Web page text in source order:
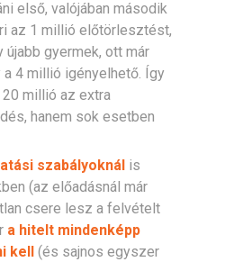
első, valójában második
az 1 millió előtörlesztést,
újabb gyermek, ott már
a 4 millió igényelhető. Így
millió az extra
hanem sok esetben
szabályoknál is
(az előadásnál már
csere lesz a felvételt
a hitelt mindenképp
kell
(és sajnos egyszer